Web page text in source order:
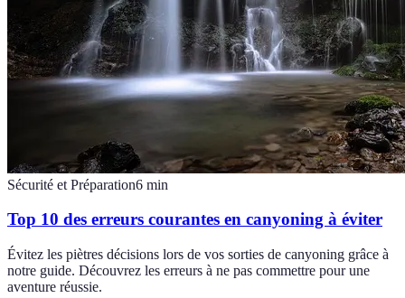
Sécurité et Préparation6 min
Top 10 des erreurs courantes en canyoning à éviter
Évitez les piètres décisions lors de vos sorties de canyoning grâce à
notre guide. Découvrez les erreurs à ne pas commettre pour une
aventure réussie.